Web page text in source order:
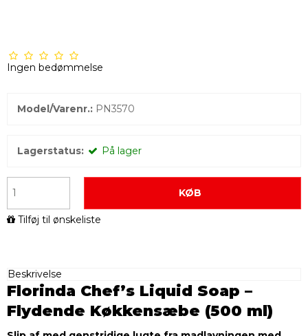
Ingen bedømmelse
Model/Varenr.: PN3570
Lagerstatus: På lager
KØB
Tilføj til ønskeliste
Beskrivelse
Florinda Chef’s Liquid Soap –
Flydende Køkkensæbe (500 ml)